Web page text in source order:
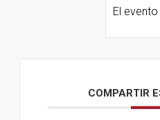
El
COMPARTIR